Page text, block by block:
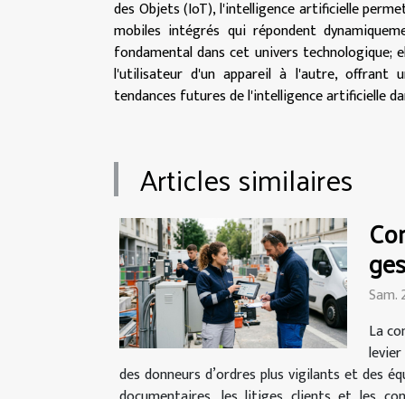
des Objets (IoT), l'intelligence artificielle
mobiles intégrés qui répondent
fondamental dans cet univers
l'utilisateur d'un appareil à l'autre, offrant
tendances futures de l'intelligence artificielle
Articles similaires
Sam.
La
des donneurs d’ordres plus vigilants et des